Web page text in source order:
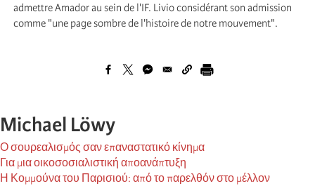
admettre Amador au sein de l'IF. Livio considérant son admission
comme "une page sombre de l'histoire de notre mouvement".
Michael Löwy
Ο σουρεαλισμός σαν επαναστατικό κίνημα
Για μια οικοσοσιαλιστική αποανάπτυξη
Η Κομμούνα του Παρισιού: από το παρελθόν στο μέλλον